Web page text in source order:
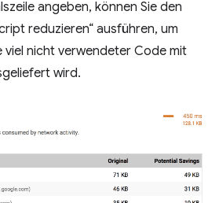
angeben, können Sie den
reduzieren“ ausführen, um
viel nicht verwendeter Code mit
wird.